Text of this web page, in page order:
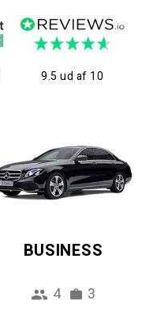
9.5 ud af 10
BUSINESS
4 3